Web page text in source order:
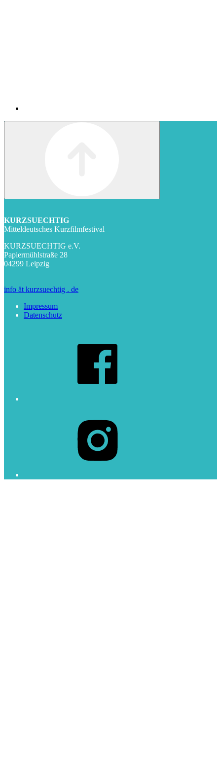
KURZSUECHTIG
Mitteldeutsches Kurzfilmfestival
KURZSUECHTIG e.V.
Papiermühlstraße 28
04299 Leipzig
info ät kurzsuechtig . de
Impressum
Datenschutz